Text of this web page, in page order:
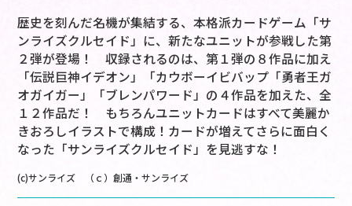
歴史を刻んだ名機が集結する、本格派カードゲーム「サ
ンライズクルセイド」に、新たなユニットが参戦した第
２弾が登場！ 収録されるのは、第１弾の８作品に加え
「伝説巨神イデオン」「カウボーイビバップ「勇者王ガ
オガイガー」「ブレンパワード」の４作品を加えた、全
１２作品だ！ もちろんユニットカードはすべて美麗か
きおろしイラストで構成！カードが増えてさらに面白く
なった「サンライズクルセイド」を見逃すな！
(c)サンライズ （ｃ）創通・サンライズ